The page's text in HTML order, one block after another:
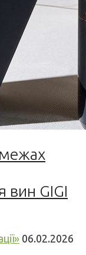
вин GIGI
06.02.2026